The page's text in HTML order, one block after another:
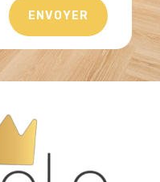
ENVOYER